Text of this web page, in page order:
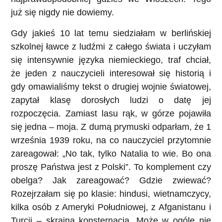
już się nigdy nie dowiemy.
Gdy jakieś 10 lat temu siedziałam w berlińskiej
szkolnej ławce z ludźmi z całego świata i uczyłam
się intensywnie języka niemieckiego, traf chciał,
że jeden z nauczycieli interesował się historią i
gdy omawialiśmy tekst o drugiej wojnie światowej,
zapytał klasę dorosłych ludzi o datę jej
rozpoczęcia. Zamiast lasu rąk, w górze pojawiła
się jedna – moja. Z dumą prymuski odparłam, że 1
września 1939 roku, na co nauczyciel przytomnie
zareagował: „No tak, tylko Natalia to wie. Bo ona
proszę Państwa jest z Polski”. To komplement czy
obelga? Jak zareagować? Gdzie zwiewać?
Rozejrzałam się po klasie: hindusi, wietnamczycy,
kilka osób z Ameryki Południowej, z Afganistanu i